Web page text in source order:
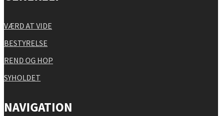
VÆRD AT VIDE
BESTYRELSE
REND OG HOP
SYHOLDET
NAVIGATION